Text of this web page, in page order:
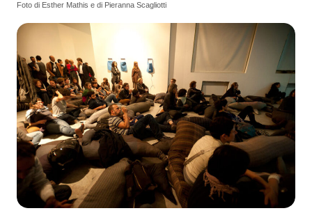
Foto di Esther Mathis e di Pieranna Scagliotti